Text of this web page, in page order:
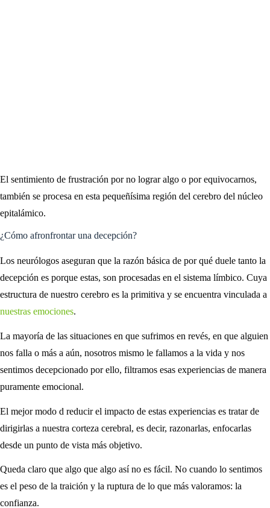
El sentimiento de frustración por no lograr algo o por equivocarnos,
también se procesa en esta pequeñísima región del cerebro del núcleo
epitalámico.
¿Cómo afronfrontar una decepción?
Los neurólogos aseguran que la razón básica de por qué duele tanto la
decepción es porque estas, son procesadas en el sistema límbico. Cuya
estructura de nuestro cerebro es la primitiva y se encuentra vinculada a
nuestras emociones.
La mayoría de las situaciones en que sufrimos en revés, en que alguien
nos falla o más a aún, nosotros mismo le fallamos a la vida y nos
sentimos decepcionado por ello, filtramos esas experiencias de manera
puramente emocional.
El mejor modo d reducir el impacto de estas experiencias es tratar de
dirigirlas a nuestra corteza cerebral, es decir, razonarlas, enfocarlas
desde un punto de vista más objetivo.
Queda claro que algo que algo así no es fácil. No cuando lo sentimos
es el peso de la traición y la ruptura de lo que más valoramos: la
confianza.